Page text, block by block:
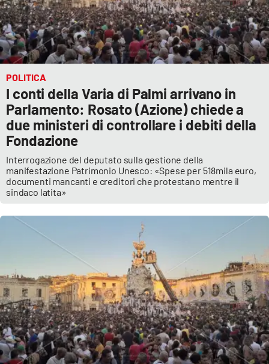
Storie
Lacplay.it
Lactv.it
Laconair.it
Lacitymag.it
Lacapitalenews.it
Ilreggino.it
Cosenzachannel.it
Ilvibonese.it
Catanzarochannel.it
POLITICA
I conti della Varia di Palmi arrivano in
Parlamento: Rosato (Azione) chiede a
due ministeri di controllare i debiti della
Fondazione
Interrogazione del deputato sulla gestione della
manifestazione Patrimonio Unesco: «Spese per 518mila euro,
documenti mancanti e creditori che protestano mentre il
sindaco latita»